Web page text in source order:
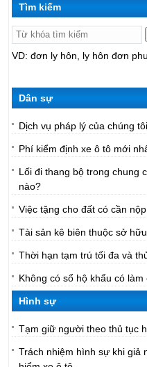
Tìm kiếm
VD: đơn ly hôn ly hôn đơn
Dân sự
Dịch vụ pháp lý của chúng tôi
Phí kiểm định xe ô tô mới
Lối đi thang bộ trong chung
nào?
Việc tặng cho đất có cần
Tài sản kê biên thuộc sở
Thời hạn tạm trú tối đa và
Không có sổ hộ khẩu có
Hình sự
Tạm giữ người theo thủ tục
Trách nhiệm hình sự khi giả